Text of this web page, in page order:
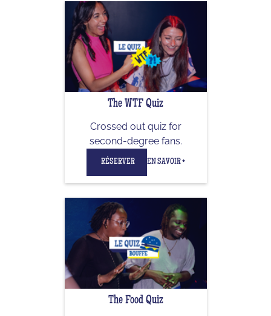
The WTF Quiz
Crossed out quiz for
second-degree fans.
RÉSERVER EN SAVOIR +
The Food Quiz